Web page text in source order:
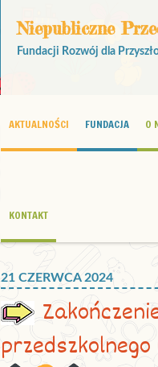
Niepubliczne
Fundacji Rozwój dla
AKTUALNOŚCI FUNDACJA O
KONTAKT
21 CZERWCA 2024